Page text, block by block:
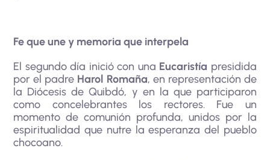
Fe que une y memoria que interpela
El segundo día inició con una Eucaristía presidida
por el padre Harol Romaña, en representación de
la Diócesis de Quibdó, y en la que participaron
como concelebrantes los rectores. Fue un
momento de comunión profunda, unidos por la
espiritualidad que nutre la esperanza del pueblo
chocoano.